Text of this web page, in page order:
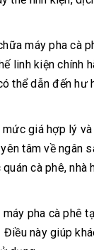
máy pha cà
linh kiện chính
thể dẫn đến hư
giá hợp lý và
tâm về ngân
cà phê, nhà
pha cà phê
này giúp